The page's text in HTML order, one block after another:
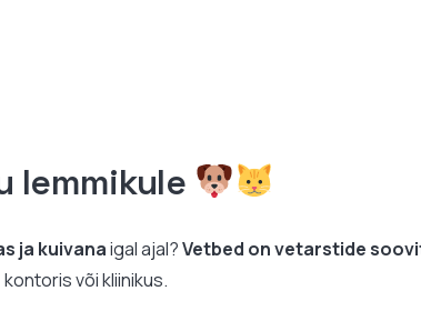
lemmikule
ja kuivanaigal ajal?Vetbed on vetarstide
või kliinikus.